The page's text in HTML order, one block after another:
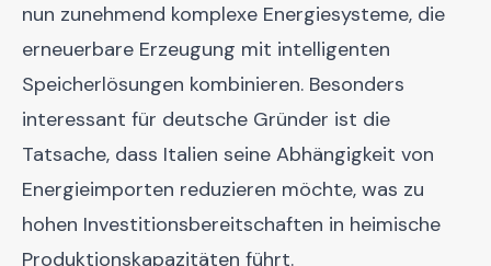
nun zunehmend komplexe Energiesysteme, die
erneuerbare Erzeugung mit intelligenten
Speicherlösungen kombinieren. Besonders
interessant für deutsche Gründer ist die
Tatsache, dass Italien seine Abhängigkeit von
Energieimporten reduzieren möchte, was zu
hohen Investitionsbereitschaften in heimische
Produktionskapazitäten führt.